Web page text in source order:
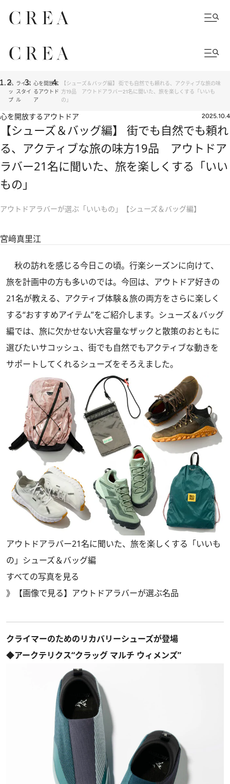
ト
ッ
プ
ライフ
スタイ
ル
心を開放す
るアウトド
ア
【シューズ＆バッグ編】 街でも自然でも頼れる、アクティブな旅の味
方19品 アウトドアラバー21名に聞いた、旅を楽しくする「いいも
の」
心を開放するアウトドア 2025.10.4
【シューズ＆バッグ編】 街でも自然でも頼れ
る、アクティブな旅の味方19品 アウトドア
ラバー21名に聞いた、旅を楽しくする「いい
もの」
アウトドアラバーが選ぶ「いいもの」【シューズ＆バッグ編】
宮﨑真里江
秋の訪れを感じる今日この頃。行楽シーズンに向けて、
旅を計画中の方も多いのでは。今回は、アウトドア好きの
21名が教える、アクティブ体験＆旅の両方をさらに楽しく
する“おすすめアイテム”をご紹介します。シューズ＆バッグ
編では、旅に欠かせない大容量なザックと散策のおともに
選びたいサコッシュ、街でも自然でもアクティブな動きを
サポートしてくれるシューズをそろえました。
アウトドアラバー21名に聞いた、旅を楽しくする「いいも
の」シューズ＆バッグ編
すべての写真を見る
》
【画像で見る】アウトドアラバーが選ぶ名品
クライマーのためのリカバリーシューズが登場
◆アークテリクス“クラッグ マルチ ウィメンズ”